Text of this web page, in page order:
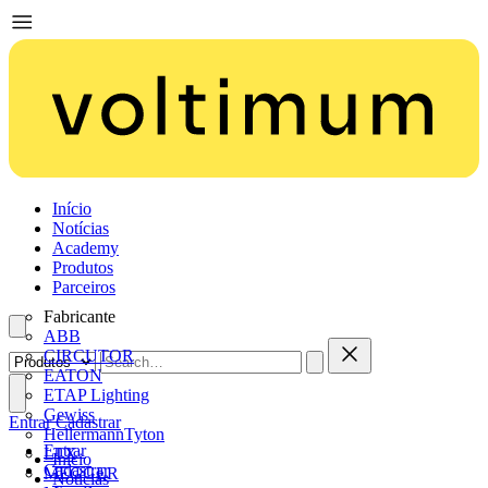
Início
Notícias
Academy
Produtos
Parceiros
Fabricante
ABB
CIRCUTOR
EATON
ETAP Lighting
Gewiss
HellermannTyton
LTX
MEGGER
Entrar
Cadastrar
Entrar Cadastrar
Início
Notícias